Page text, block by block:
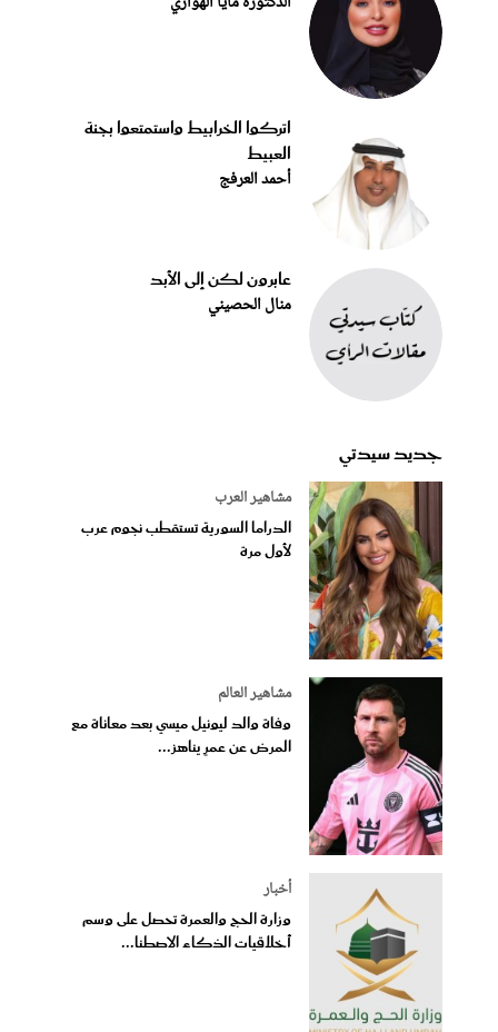
اتركوا الخرابيط واستمتعوا بجنة
العبيط
أحمد العرفج
عابرون لكن إلى الأبد
منال الحصيني
جديد سيدتي
مشاهير العرب
الدراما السورية تستقطب نجوم عرب
لأول مرة
مشاهير العالم
وفاة والد ليونيل ميسي بعد معاناة مع
المرض عن عمرٍ يناهز...
أخبار
وزارة الحج والعمرة تحصل على وسم
أخلاقيات الذكاء الاصطنا...